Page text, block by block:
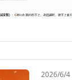
2026/6/4